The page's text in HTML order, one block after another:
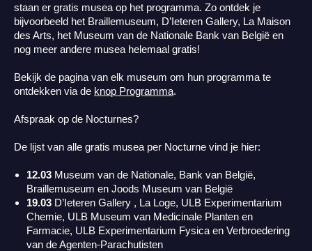
staan er gratis musea op het programma. Zo ontdek je
bijvoorbeeld het Braillemuseum, D’Ieteren Gallery, La Maison
des Arts, het Museum van de Nationale Bank van België en
nog meer andere musea helemaal gratis!
Bekijk de pagina van elk museum om hun programma te
ontdekken via de knop Programma.
Afspraak op de Nocturnes?
De lijst van alle gratis musea per Nocturne vind je hier:
12.03 Museum van de Nationale, Bank van België,
Braillemuseum en Joods Museum van België
19.03 D’Ieteren Gallery , La Loge, ULB Experimentarium
Chemie, ULB Museum van Medicinale Planten en
Farmacie, ULB Experimentarium Fysica en Verbroedering
van de Agenten-Parachutisten